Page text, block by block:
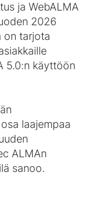
ja WebALMA
2026
on tarjota
5.0:n käyttöön
laajempaa
ALMAn
sanoo.